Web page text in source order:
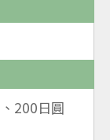
200日圓